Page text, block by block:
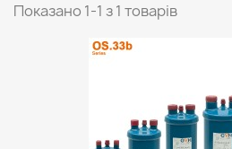
Показано 1-1 з 1 товарів